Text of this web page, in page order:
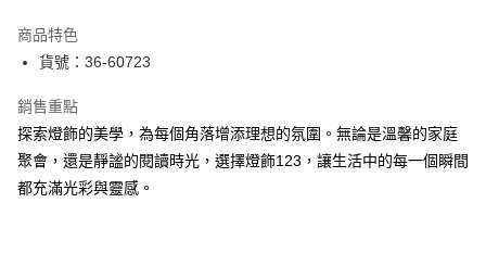
街口支付
悠遊付
Google Pay
全盈+PAY
商品特色
貨號：36-60723
銷售重點
探索燈飾的美學，為每個角落增添理想的氛圍。無論是溫馨的家庭
聚會，還是靜謐的閱讀時光，選擇燈飾123，讓生活中的每一個瞬間
都充滿光彩與靈感。